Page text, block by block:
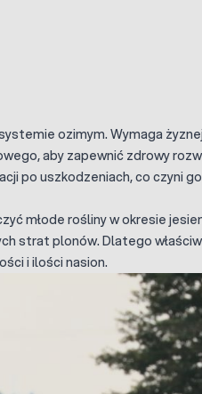
ozimym. Wymaga
aby zapewnić zdrowy
po uszkodzeniach, co czyni
młode rośliny w okresie
strat plonów. Dlatego
i ilości nasion.